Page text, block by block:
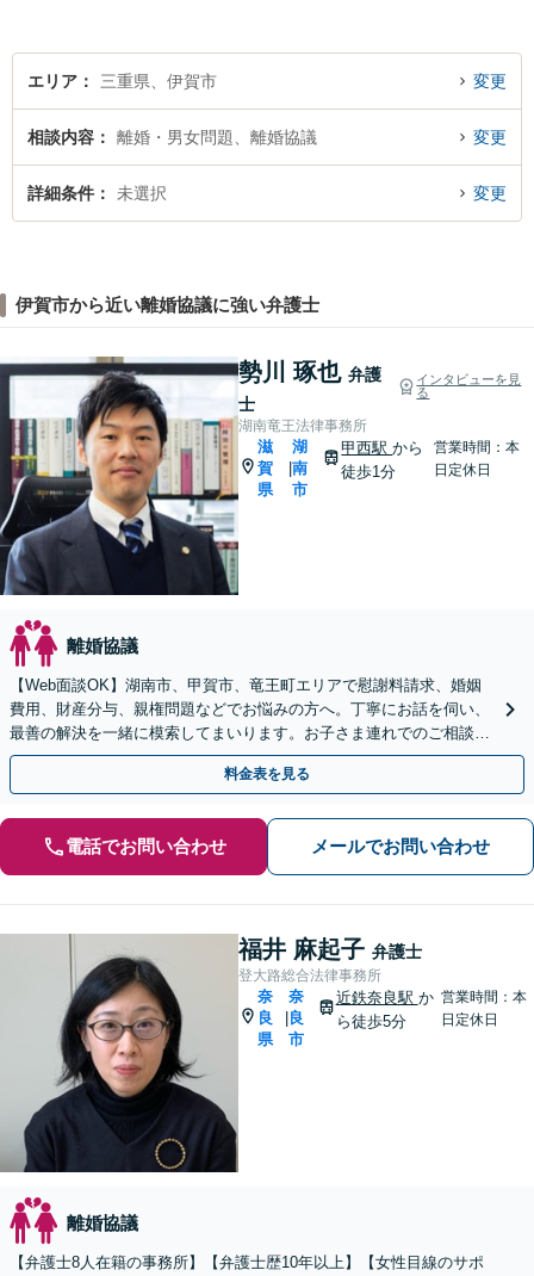
エリア 三重県、伊賀市 変更
相談内容 離婚・男女問題、離婚協議 変更
詳細条件 未選択 変更
伊賀市から近い離婚協議に強い弁護士
勢川 琢也 弁護
士
インタビューを見
る
湖南竜王法律事務所
滋
賀
県
湖
南
市
甲西駅から
徒歩1分
営業時間：本
日定休日
離婚協議
【Web面談OK】湖南市、甲賀市、竜王町エリアで慰謝料請求、婚姻
費用、財産分与、親権問題などでお悩みの方へ。丁寧にお話を伺い、
最善の解決を一緒に模索してまいります。お子さま連れでのご相談も
可能です【出張相談OK】【甲西駅1分】
料金表を見る
電話でお問い合わせ メールでお問い合わせ
福井 麻起子 弁護士
登大路総合法律事務所
奈
良
県
奈
良
市
近鉄奈良駅 か
ら徒歩5分
営業時間：本
日定休日
離婚協議
【弁護士8人在籍の事務所】【弁護士歴10年以上】【女性目線のサポ